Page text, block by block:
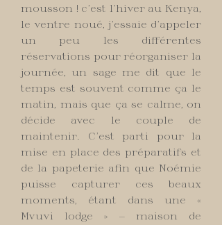
mousson ! c’est l’hiver au Kenya,
le ventre noué, j’essaie d’appeler
un peu les différentes
réservations pour réorganiser la
journée, un sage me dit que le
temps est souvent comme ça le
matin, mais que ça se calme, on
décide avec le couple de
maintenir. C’est parti pour la
mise en place des préparatifs et
de la papeterie afin que Noémie
puisse capturer ces beaux
moments, étant dans une «
Mvuvi lodge » — maison de